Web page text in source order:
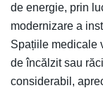
de energie, prin
modernizare a
Spațiile medicale
de încălzit sau
considerabil,